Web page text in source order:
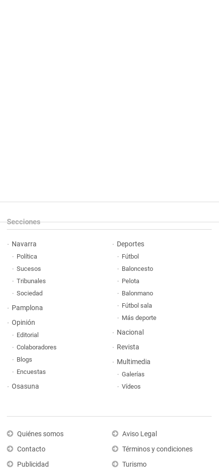
Secciones
Navarra
Política
Sucesos
Tribunales
Sociedad
Pamplona
Opinión
Editorial
Colaboradores
Blogs
Encuestas
Osasuna
Deportes
Fútbol
Baloncesto
Pelota
Balonmano
Fútbol sala
Más deporte
Nacional
Revista
Multimedia
Galerías
Vídeos
Quiénes somos
Contacto
Publicidad
Aviso Legal
Términos y condiciones
Turismo